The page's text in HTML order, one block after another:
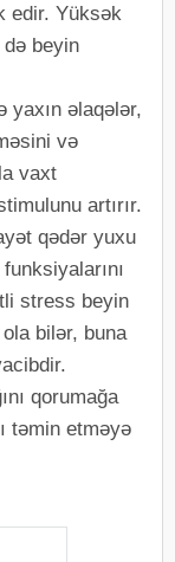
edir. Yüksək
beyin
əlaqələr,
və
vaxt
artırır.
qədər yuxu
stress beyin
bilər, buna
qorumağa
təmin etməyə